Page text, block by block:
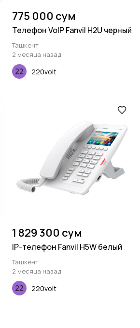
775 000 сум
Телефон VoIP Fanvil H2U черный
Ташкент
2 месяца назад
220volt
1 829 300 сум
IP-телефон Fanvil H5W белый
Ташкент
2 месяца назад
220volt